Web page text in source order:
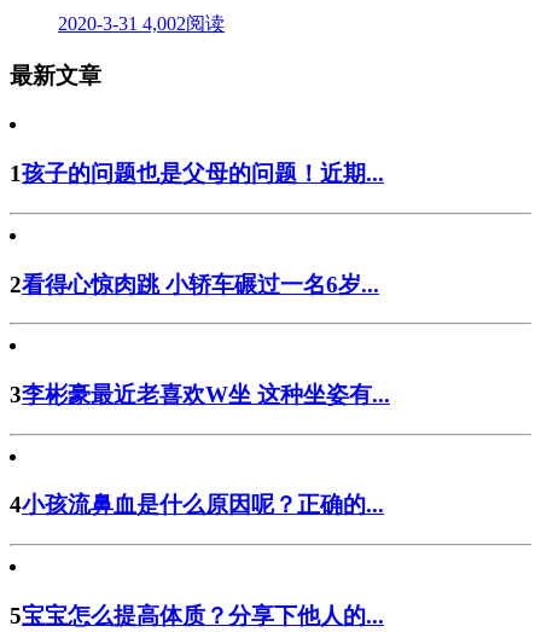
2020-3-31 4,002阅读
最新文章
1孩子的问题也是父母的问题！近期...
2看得心惊肉跳 小轿车碾过一名6岁...
3李彬豪最近老喜欢W坐 这种坐姿有...
4小孩流鼻血是什么原因呢？正确的...
5宝宝怎么提高体质？分享下他人的...